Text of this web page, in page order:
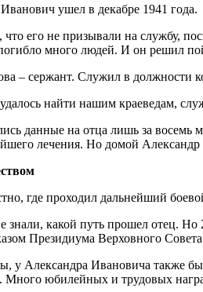
ушел в декабре 1941 года.
что его не призывали на службу,
много людей. И он решил
– сержант. Служил в должности
найти нашим краеведам,
данные на отца лишь за восемь
лечения. Но домой
где проходил дальнейший
знали, какой путь прошел отец. Но
Президиума Верховного
у Александра Ивановича также
Много юбилейных и трудовых